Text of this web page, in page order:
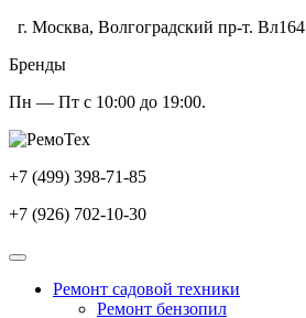
г. Москва, Волгоградский пр-т. Вл164
Бренды
Пн — Пт с 10:00 до 19:00.
+7 (499) 398-71-85
+7 (926) 702-10-30
Ремонт садовой техники
Ремонт бензопил